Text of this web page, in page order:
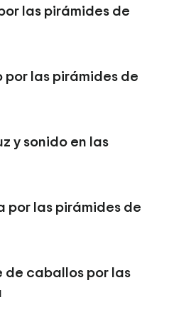
las pirámides de
por las pirámides de
y sonido en las
por las pirámides de
de caballos por las